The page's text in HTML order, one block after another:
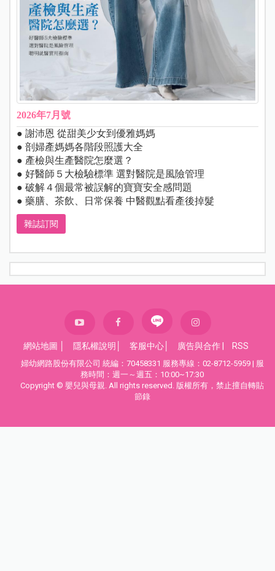
2026年7月號
● 謝沛恩 從甜美少女到優雅媽媽
● 剖婦產媽媽各階段照護大全
● 產檢與生產醫院怎麼選？
● 好醫師５大檢驗標準 選對醫院是風險管理
● 破解４個最常被誤解的寶寶安全感問題
● 藥膳、茶飲、日常保養 中醫觀點看產後掉髮
雜誌訂閱
網站地圖 隱私權說明 客服中心 廣告與合作| RSS
婦幼網路股份有限公司 統編：70458331 服務專線：02-8712-5959 | 服
務時間：週一～週五：10:00~17:30
Copyright © 嬰兒與母親. All rights reserved. 版權所有，禁止擅自轉貼
節錄